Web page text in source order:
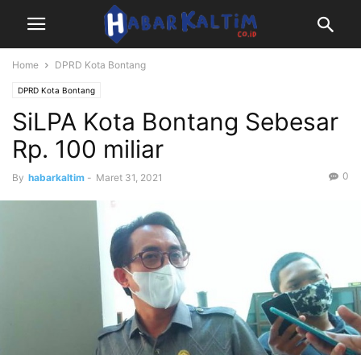
Home DPRD Kota Bontang
DPRD Kota Bontang
SiLPA Kota Bontang Sebesar
Rp. 100 miliar
By habarkaltim - Maret 31, 2021 0